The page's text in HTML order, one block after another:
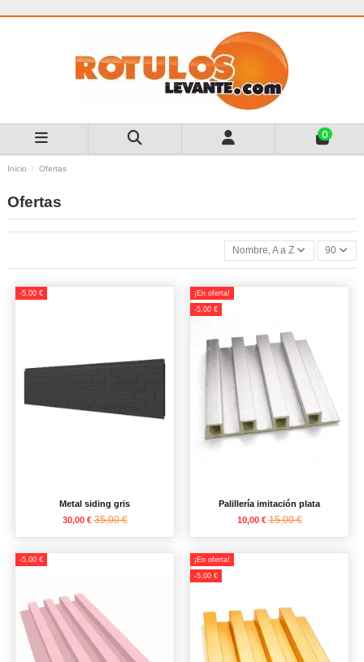
0
Inicio Ofertas
Ofertas
Nombre, A a Z 90
-5,00 €
Metal siding gris
30,00 €35,00 €
¡En oferta!
-5,00 €
Palillería imitación plata
10,00 €15,00 €
-5,00 €
¡En oferta!
-5,00 €